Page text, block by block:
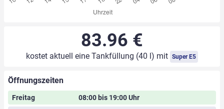
83.96 €
kostet aktuell eine Tankfüllung (40 l) mit Super E5
Öffnungszeiten
Freitag
08:00 bis 19:00 Uhr